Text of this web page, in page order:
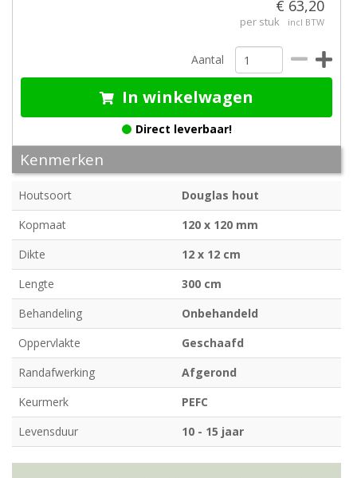
€ 63,20
per stuk incl BTW
Aantal
In winkelwagen
Direct leverbaar!
Kenmerken
Houtsoort
Douglas hout
Kopmaat
120 x 120 mm
Dikte
12 x 12 cm
Lengte
300 cm
Behandeling
Onbehandeld
Oppervlakte
Geschaafd
Randafwerking
Afgerond
Keurmerk
PEFC
Levensduur
10 - 15 jaar